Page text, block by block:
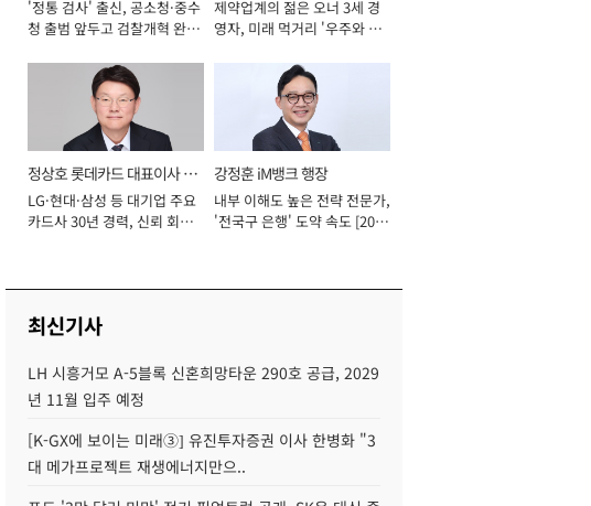
서관
'정통 검사' 출신, 공소청·중수
청 출범 앞두고 검찰개혁 완수
표이사 사장
제약업계의 젊은 오너 3세 경
영자, 미래 먹거리 '우주와 헬
정상호 롯데카드 대표이사 사
장
LG·현대·삼성 등 대기업 주요
카드사 30년 경력, 신뢰 회복
강정훈 iM뱅크 행장
내부 이해도 높은 전략 전문가,
'전국구 은행' 도약 속도 [2026
최신기사
LH 시흥거모 A-5블록 신혼희망타운 290호 공급, 2029
년 11월 입주 예정
[K-GX에 보이는 미래③] 유진투자증권 이사 한병화 "3
대 메가프로젝트 재생에너지만으..